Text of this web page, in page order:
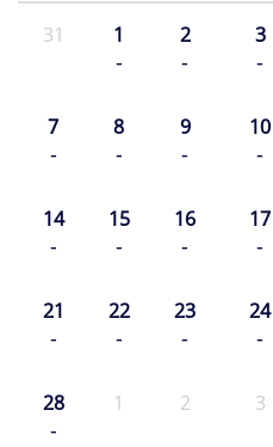
31 1
-
2
-
3
-
7
-
8
-
9
-
10
-
14
-
15
-
16
-
17
-
21
-
22
-
23
-
24
-
28
-
1 2 3